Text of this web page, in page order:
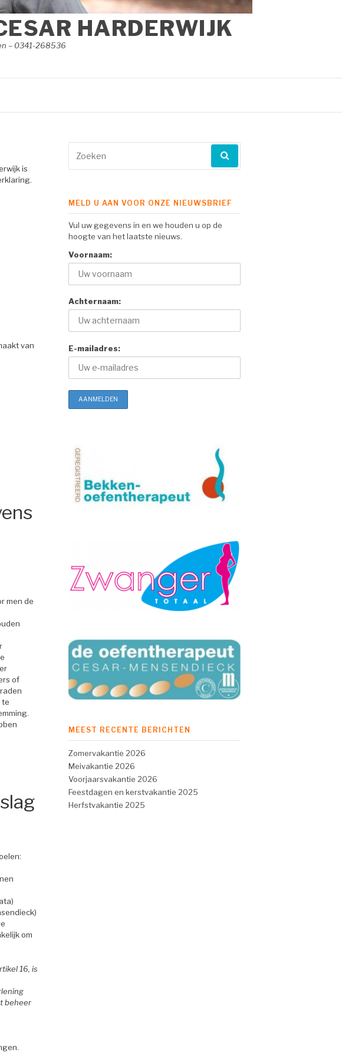
HARDERWIJK
– 0341-268536
is
van
men de
of
te
om
16, is
beheer
naar:
MELD U AAN VOOR ONZE NIEUWSBRIEF
Vul uw gegevens in en we houden u op de
hoogte van het laatste nieuws.
Voornaam:
Achternaam:
E-mailadres:
MEEST RECENTE BERICHTEN
Zomervakantie 2026
Meivakantie 2026
Voorjaarsvakantie 2026
Feestdagen en kerstvakantie 2025
Herfstvakantie 2025